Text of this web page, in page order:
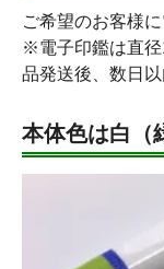
ご希望のお客様
※電子印鑑は直
品発送後、数日
本体色は白（